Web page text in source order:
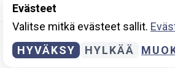
Evästeet
Valitse mitkä evästeet sallit.
HYVÄKSY
HYLKÄÄ